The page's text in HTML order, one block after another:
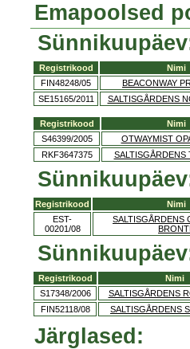
Emapoolsed
Registrikood Nimi
FIN48248/05
BEACONWAY
SE15165/2011
SALTISGÅRDENS
Registrikood Nimi
S46399/2005
OTWAYMIST
RKF3647375
SALTISGÅRDENS
Registrikood Nimi
EST-
00201/08
SALTISGÅRDENS
Registrikood Nimi
S17348/2006
SALTISGÅRDENS
FIN52118/08
SALTISGÅRDENS
Järglased: